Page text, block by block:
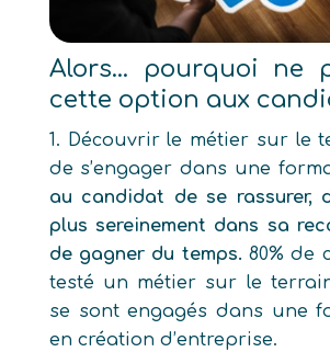
Alors… pourquoi ne
cette option aux
Découvrir le métier sur le
de s’engager dans une
au candidat de se rassurer,
plus sereinement dans sa
de gagner du temps. 80% de
testé un métier sur le
se sont engagés dans une
en création d’entreprise.